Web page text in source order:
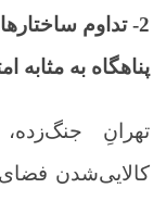
2- تداوم
پناهگاه به مثابه
تهرانِ
کالایی‌شدن